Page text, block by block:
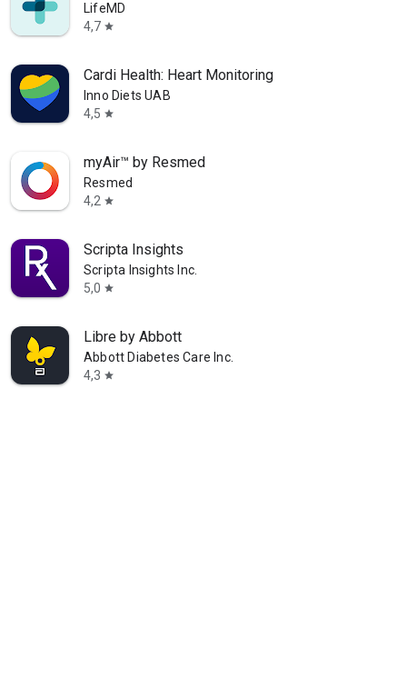
LifeMD
4,7 star
Cardi Health: Heart Monitoring
Inno Diets UAB
4,5 star
myAir™ by Resmed
Resmed
4,2 star
Scripta Insights
Scripta Insights Inc.
5,0 star
Libre by Abbott
Abbott Diabetes Care Inc.
4,3 star